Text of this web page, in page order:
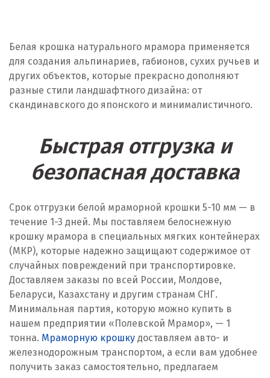
Белая крошка натурального мрамора применяется
для создания альпинариев, габионов, сухих ручьев и
других объектов, которые прекрасно дополняют
разные стили ландшафтного дизайна: от
скандинавского до японского и минималистичного.
Быстрая отгрузка и
безопасная доставка
Срок отгрузки белой мраморной крошки 5-10 мм — в
течение 1-3 дней. Мы поставляем белоснежную
крошку мрамора в специальных мягких контейнерах
(МКР), которые надежно защищают содержимое от
случайных повреждений при транспортировке.
Доставляем заказы по всей России, Молдове,
Беларуси, Казахстану и другим странам СНГ.
Минимальная партия, которую можно купить в
нашем предприятии «Полевской Мрамор», — 1
тонна. Мраморную крошку доставляем авто- и
железнодорожным транспортом, а если вам удобнее
получить заказ самостоятельно, предлагаем